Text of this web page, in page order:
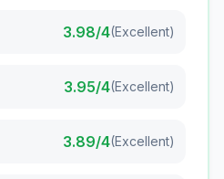
3.98/4(Excellent)
3.95/4(Excellent)
3.89/4(Excellent)